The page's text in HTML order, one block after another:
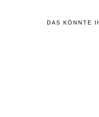
DAS KÖNNTE